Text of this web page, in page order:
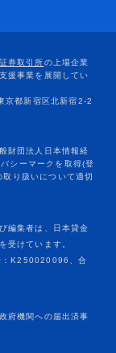
編集者は、日本貸金
受けています。
：K250020096、合
府機関への届出済事